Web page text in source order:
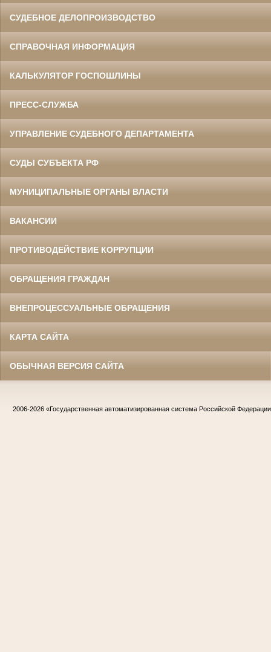
СУДЕБНОЕ ДЕЛОПРОИЗВОДСТВО
СПРАВОЧНАЯ ИНФОРМАЦИЯ
КАЛЬКУЛЯТОР ГОСПОШЛИНЫ
ПРЕСС-СЛУЖБА
УПРАВЛЕНИЕ СУДЕБНОГО ДЕПАРТАМЕНТА
СУДЫ СУБЪЕКТА РФ
МУНИЦИПАЛЬНЫЕ ОРГАНЫ ВЛАСТИ
ВАКАНСИИ
ПРОТИВОДЕЙСТВИЕ КОРРУПЦИИ
ОБРАЩЕНИЯ ГРАЖДАН
ВНЕПРОЦЕССУАЛЬНЫЕ ОБРАЩЕНИЯ
КАРТА САЙТА
ОБЫЧНАЯ ВЕРСИЯ САЙТА
2006-2026 «Государственная автоматизированная система Российской